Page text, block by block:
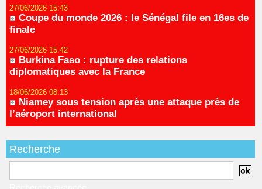
27/06/2026 15:43
Coupe du monde 2026 : le Sénégal file en 16es de
finale
27/06/2026 15:42
Burkina Faso : rupture des relations
diplomatiques avec la France
18/06/2026 08:13
Niamey sous tension après une attaque près de
l’aéroport international
Recherche